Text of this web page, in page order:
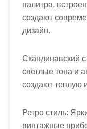
палитра,
создают
дизайн.
Скандинавский
светлые тона и
создают теплую
Ретро стиль:
винтажные